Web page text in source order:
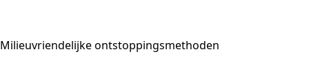
Milieuvriendelijke ontstoppingsmethoden